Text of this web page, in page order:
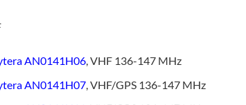
AN0141H06, VHF 136-147 MHz
AN0141H07 , VHF/GPS 136-147 MHz